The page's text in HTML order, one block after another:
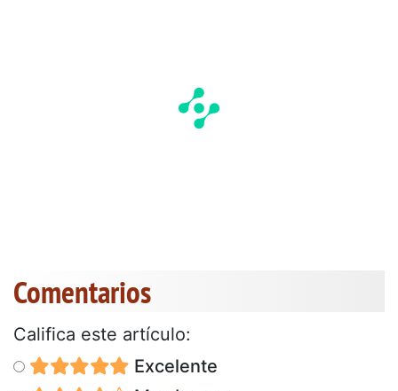
Comentarios
Califica este artículo:
Excelente